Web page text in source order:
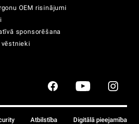
OEM risinājumi
sponsorēšana
Atbilstība Digitālā pieejamība